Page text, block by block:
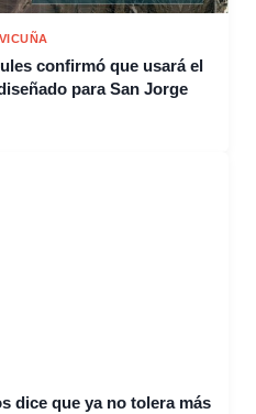
confirmó que usará el
para San Jorge
dice que ya no tolera más